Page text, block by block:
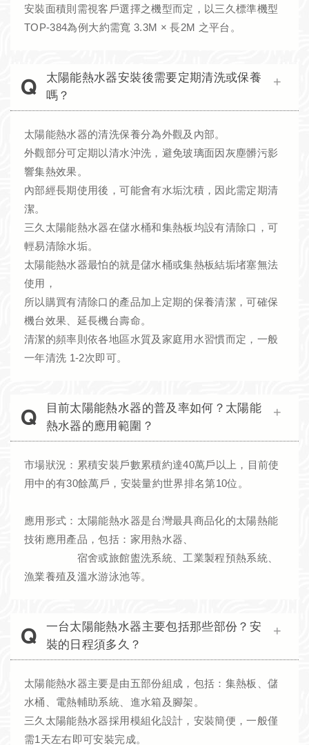
安裝面積則需視客戶選擇之機型而定，以三久標準機型
TOP-384為例大約需寬 3.3M × 長2M 之平台。
太陽能熱水器安裝後需要定期清洗或保養
嗎？
太陽能熱水器的清洗保養分為外觀及內部。
外觀部分可定期以清水沖洗，避免玻璃面因灰塵髒污影
響集熱效果。
內部經長期使用後，可能會有水垢沈積，因此需定期清
潔。
三久太陽能熱水器在儲水桶和集熱板均設有清除口，可
輕易清除水垢。
太陽能熱水器最怕的就是儲水桶或集熱板結垢堵塞無法
使用，
所以購買有清除口的產品加上定期的保養清潔，可確保
機台效果、延長機台壽命。
清潔的頻率則依各地區水質及家庭用水習慣而定，一般
一年清洗 1-2次即可。
目前太陽能熱水器的普及率如何？太陽能
熱水器的應用範圍？
市場狀況：累積安裝戶數累積約達40萬戶以上，目前使
用中的有30餘萬戶，安裝量約世界排名第10位。
應用形式：太陽能熱水器是台灣最具商品化的太陽熱能
技術應用產品，包括：家用熱水器、
宿舍或旅館盥洗系統、工業製程預熱系統、
漁業養殖及溫水游泳池等。
一台太陽能熱水器主要包括那些部份？安
裝的日程須多久？
太陽能熱水器主要是由五部份組成，包括：集熱板、儲
水桶、電熱輔助系統、進水箱及腳架。
三久太陽能熱水器採用模組化設計，安裝簡便，一般僅
需1天左右即可安裝完成。